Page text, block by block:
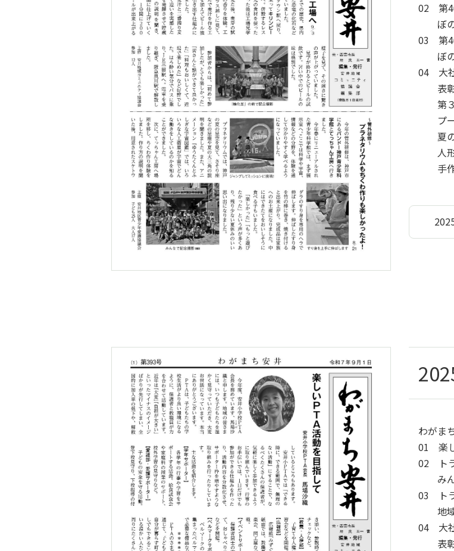
02 第
ぼの
03 第
ぼの
04 大
表彰
第３
プー
夏の
人形
手作
わがま
01 楽
02 ト
みん
03 ト
地域
04 大
表彰